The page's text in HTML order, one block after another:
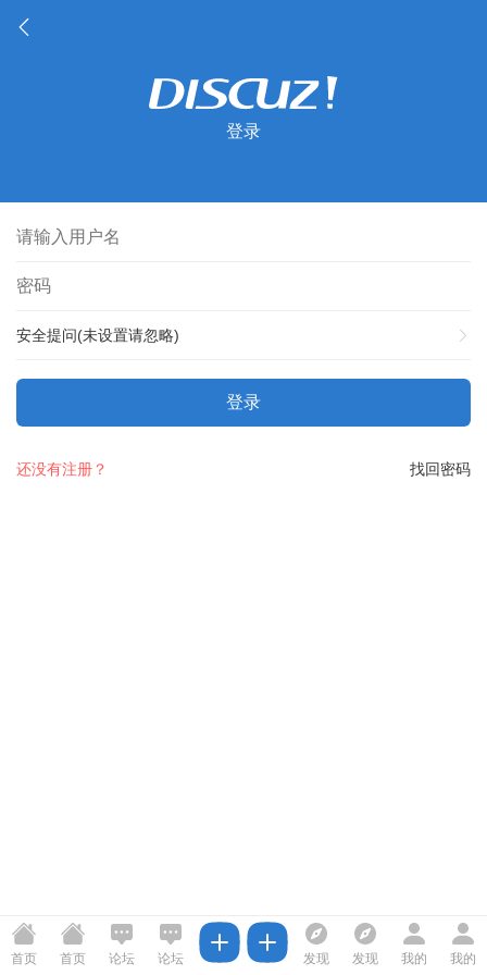
登录
安全提问(未设置请忽略)
登录
找回密码
还没有注册？
首页 首页 论坛 论坛 发现 发现 我的 我的